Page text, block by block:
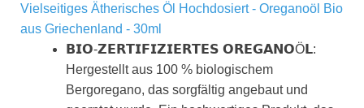
Vielseitiges Ätherisches Öl Hochdosiert - Oreganoöl Bio
aus Griechenland - 30ml
𝗕𝗜𝗢-𝗭𝗘𝗥𝗧𝗜𝗙𝗜𝗭𝗜𝗘𝗥𝗧𝗘𝗦 𝗢𝗥𝗘𝗚𝗔𝗡𝗢Ö𝗟:
Hergestellt aus 100 % biologischem
Bergoregano, das sorgfältig angebaut und